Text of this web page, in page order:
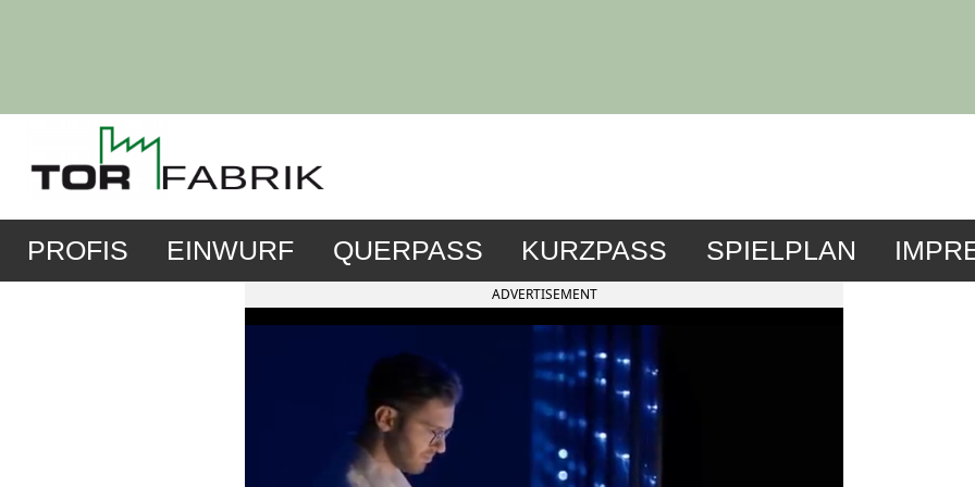
PROFIS EINWURF QUERPASS KURZPASS SPIELPLAN
ADVERTISEMENT